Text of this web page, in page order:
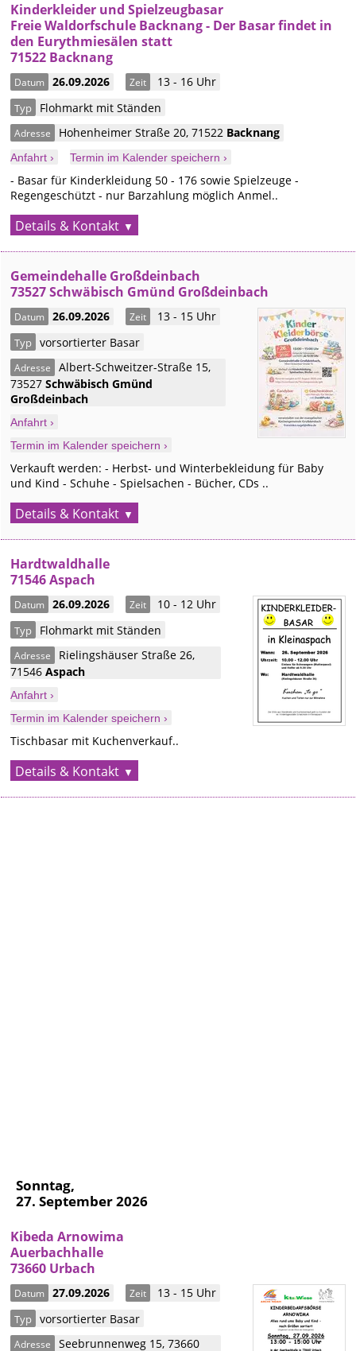
Kinderkleider und Spielzeugbasar
Freie Waldorfschule Backnang - Der Basar findet in
den Eurythmiesälen statt
71522 Backnang
Datum 26.09.2026 Zeit 13 - 16 Uhr
Typ Flohmarkt mit Ständen
Adresse Hohenheimer Straße 20,71522 Backnang
Anfahrt › Termin im Kalender speichern ›
- Basar für Kinderkleidung 50 - 176 sowie Spielzeuge -
Regengeschützt - nur Barzahlung möglich Anmel..
Details & Kontakt
Gemeindehalle Großdeinbach
73527 Schwäbisch Gmünd Großdeinbach
Datum 26.09.2026 Zeit 13 - 15 Uhr
Typ vorsortierter Basar
Adresse Albert-Schweitzer-Straße 15,
73527Schwäbisch Gmünd
Großdeinbach
Anfahrt ›
Termin im Kalender speichern ›
Verkauft werden: - Herbst- und Winterbekleidung für Baby
und Kind - Schuhe - Spielsachen - Bücher, CDs ..
Details & Kontakt
Hardtwaldhalle
71546 Aspach
Datum 26.09.2026 Zeit 10 - 12 Uhr
Typ Flohmarkt mit Ständen
Adresse Rielingshäuser Straße 26,
71546Aspach
Anfahrt ›
Termin im Kalender speichern ›
Tischbasar mit Kuchenverkauf..
Details & Kontakt
Sonntag,
27. September 2026
Kibeda Arnowima
Auerbachhalle
73660 Urbach
Datum 27.09.2026 Zeit 13 - 15 Uhr
Typ vorsortierter Basar
Adresse Seebrunnenweg 15,73660